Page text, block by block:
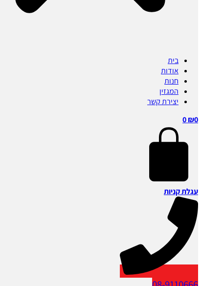
בית
אודות
חנות
המגזין
יצירת קשר
₪0
0
עגלת קניות